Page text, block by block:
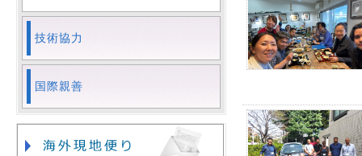
技術協力
国際親善